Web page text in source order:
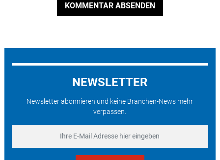
KOMMENTAR ABSENDEN
NEWSLETTER
Newsletter abonnieren und keine Branchen-News mehr
verpassen.